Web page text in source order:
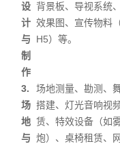
设
计
与
制
作
背景板、导视系统
效果图、宣传物料
H5）等。
3.
场
地
与
场地测量、勘测、
搭建、灯光音响视
赁、特效设备（如
炮）、桌椅租赁、